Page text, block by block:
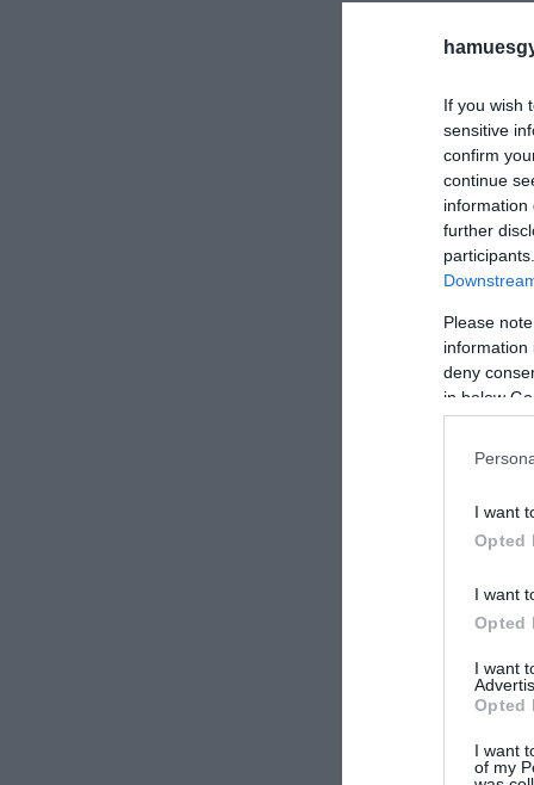
If you wish
sensitive
confirm
continue
information
further
Please
information
deny
in below
I want
Opted
I want
Opted
I want
Opted
I want
of my